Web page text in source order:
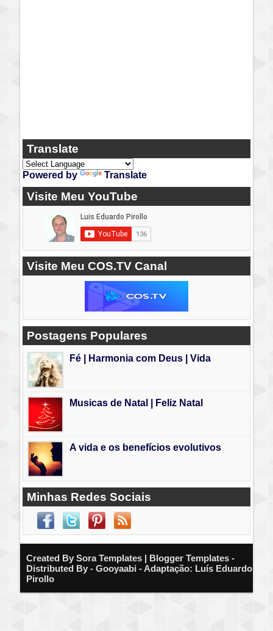
Translate
Powered by Translate
Visite Meu YouTube
Visite Meu COS.TV Canal
Postagens Populares
Fé | Harmonia com Deus | Vida
Musicas de Natal | Feliz Natal
A vida e os benefícios evolutivos
Minhas Redes Sociais
Created By Sora Templates | Blogger Templates -
Distributed By - Gooyaabi - Adaptação: Luís Eduardo
Pirollo